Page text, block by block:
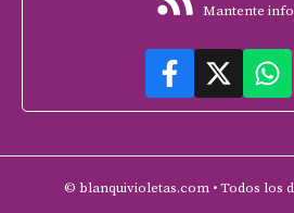
Mantente
© blanquivioletas.com • Todos los